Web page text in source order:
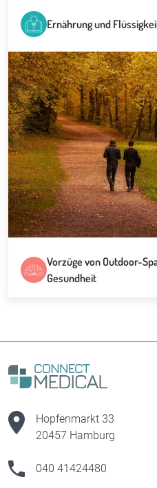
Ernährung und
Vorzüge von Outdoor-
Gesundheit
Hopfenmarkt 33
20457 Hamburg
040 41424480